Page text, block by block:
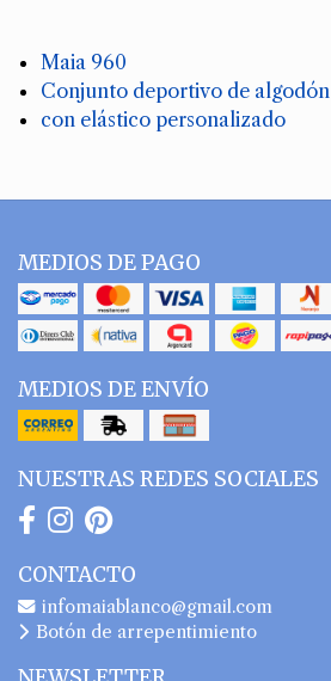
Maia 960
Conjunto deportivo de
con elástico personalizado
MEDIOS DE PAGO
MEDIOS DE ENVÍO
NUESTRAS REDES SOCIALES
CONTACTO
infomaiablanco@gmail.com
Botón de arrepentimiento